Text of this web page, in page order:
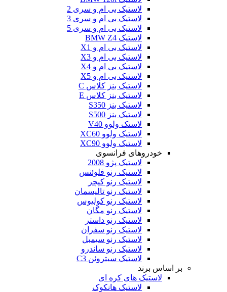
لاستیک بی ام و سری 2
لاستیک بی ام و سری 3
لاستیک بی ام و سری 5
لاستیک BMW Z4
لاستیک بی ام و X1
لاستیک بی ام و X3
لاستیک بی ام و X4
لاستیک بی ام و X5
لاستیک بنز کلاس C
لاستیک بنز کلاس E
لاستیک بنز S350
لاستیک بنز S500
لاستک ولوو V40
لاستیک ولوو XC60
لاستیک ولوو XC90
خودروهای فرانسوی
لاستیک پژو 2008
لاستیک رنو فلوئنس
لاستیک رنو کپچر
لاستیک رنو تالیسمان
لاستیک رنو کولیوس
لاستیک رنو مگان
لاستیک رنو داستر
لاستیک رنو سفران
لاستیک رنو سیمبل
لاستیک رنو ساندرو
لاستیک سیتروئن C3
بر اساس برند
لاستیک های کره ای
لاستیک هانکوک